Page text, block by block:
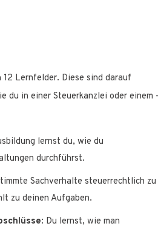
Lernfelder. Diese sind darauf
du in einer Steuerkanzlei oder einem -
lernst du, wie du
durchführst.
Sachverhalte steuerrechtlich zu
zu deinen Aufgaben.
: Du lernst, wie man